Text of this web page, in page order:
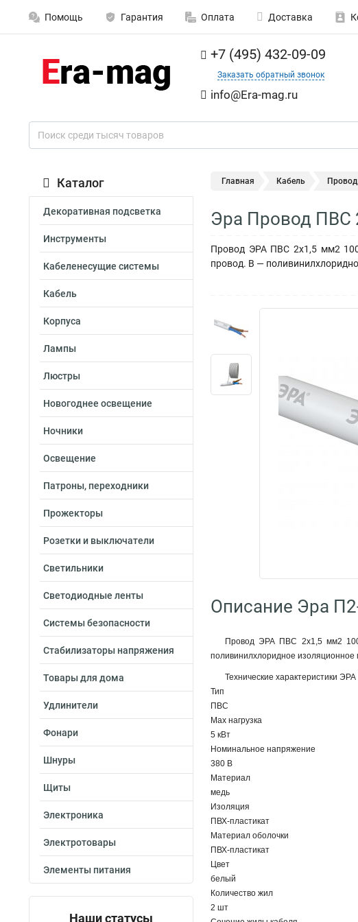
Помощь Гарантия Оплата Доставка
+7 (495) 432-09-09
Заказать обратный звонок
info@Era-mag.ru
Каталог
Декоративная подсветка
Инструменты
Кабеленесущие системы
Кабель
Корпуса
Лампы
Люстры
Новогоднее освещение
Ночники
Освещение
Патроны, переходники
Прожекторы
Розетки и выключатели
Светильники
Светодиодные ленты
Системы безопасности
Стабилизаторы напряжения
Товары для дома
Удлинители
Фонари
Шнуры
Щиты
Электроника
Электротовары
Элементы питания
Наши статусы
Главная Кабель
Эра Провод ПВС
Провод ЭРА ПВС 2х1,5 мм2
провод. В —
Описание Эра
Провод ЭРА ПВС 2х1,5 мм2
поливинилхлоридное
Технические характеристики
Тип
ПВС
Max нагрузка
5 кВт
Номинальное напряжение
380 В
Материал
медь
Изоляция
ПВХ-пластикат
Материал оболочки
ПВХ-пластикат
Цвет
белый
Количество жил
2 шт